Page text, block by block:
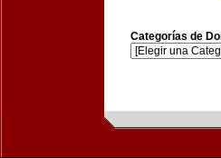
Categorías de